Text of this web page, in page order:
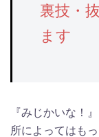
裏技・
ます
『みじかいな！
所によってはも